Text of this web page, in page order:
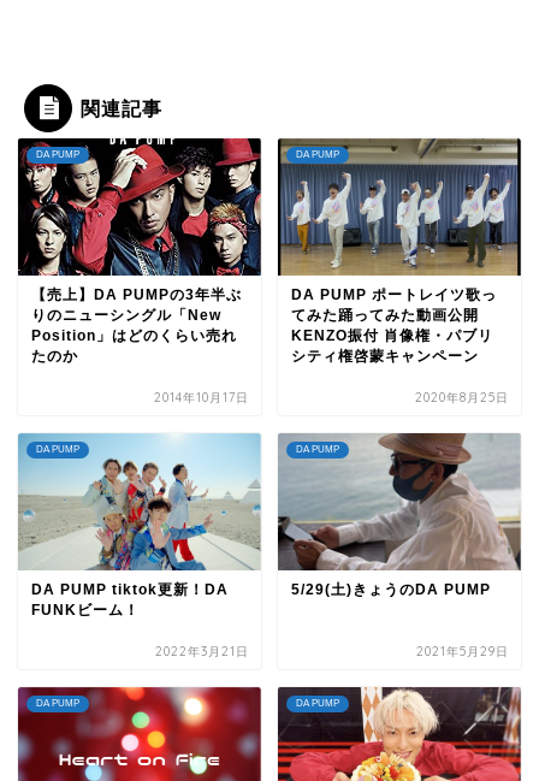
関連記事
DA PUMP
【売上】DA PUMPの3年半ぶ
りのニューシングル「New
Position」はどのくらい売れ
たのか
2014年10月17日
DA PUMP
DA PUMP ポートレイツ歌っ
てみた踊ってみた動画公開
KENZO振付 肖像権・パブリ
シティ権啓蒙キャンペーン
2020年8月25日
DA PUMP
DA PUMP tiktok更新！DA
FUNKビーム！
2022年3月21日
DA PUMP
5/29(土)きょうのDA PUMP
2021年5月29日
DA PUMP DA PUMP